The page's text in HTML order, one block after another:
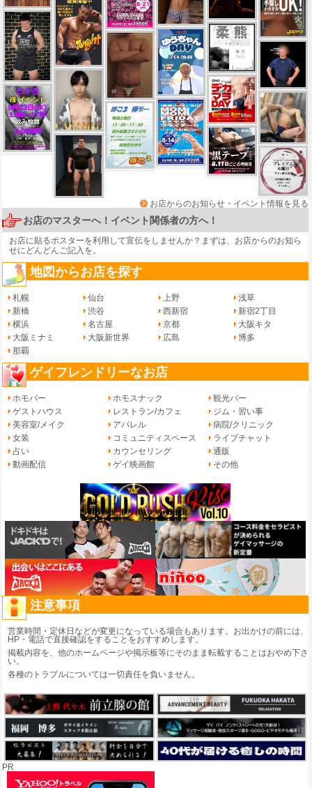
お店からのお知らせ・イベント情報を見る
お店のマスターへ！イベント関係者の方へ！
お店に貼るポスターを利用して宣伝をしませんか？まずは、 お店からのお知ら
せにどんどんご記入を。
地図からお店を探す
札幌 仙台 上野
浅草
新橋
渋谷 西新宿
新宿2丁目
横浜
名古屋 京都
大阪キタ
大阪ミナミ
大阪新世界 広島
博多
那覇
ゲイフレンドリーなお店
ホモバー ホモスナック
観光バー
ゲストハウス
レストラン/カフェ
ジム・習い事
美容室/メイク
アパレル
病院/クリニック
女装
コミュニティスペース
ライブチャット
占い
カウンセリング
通販
動画配信
ゲイ映画館 その他
注意事項
営業時間・定休日などが変更になっている場合もあります。お出かけの前には、
HP・電話で直接確認をすることをおすすめします。
掲載内容を、他のホームページや掲示板等にそのまま転載することはおやめ下さ
い。
各種のトラブルについては一切責任を負いません。
PR